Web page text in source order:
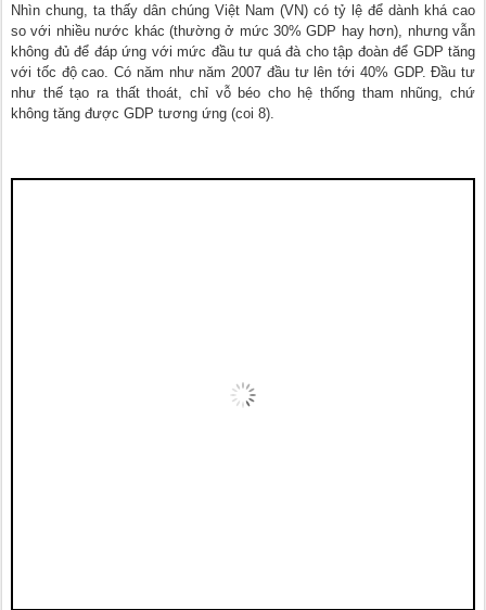
Nhìn chung, ta thấy dân chúng Việt Nam (VN) có tỷ lệ để dành khá cao
so với nhiều nước khác (thường ở mức 30% GDP hay hơn), nhưng vẫn
không đủ để đáp ứng với mức đầu tư quá đà cho tập đoàn để GDP tăng
với tốc độ cao. Có năm như năm 2007 đầu tư lên tới 40% GDP. Đầu tư
như thế tạo ra thất thoát, chỉ vỗ béo cho hệ thống tham nhũng, chứ
không tăng được GDP tương ứng (coi 8).